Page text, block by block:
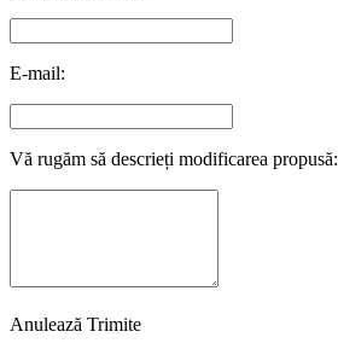
E-mail:
Vă rugăm să descrieți modificarea propusă:
Anulează Trimite